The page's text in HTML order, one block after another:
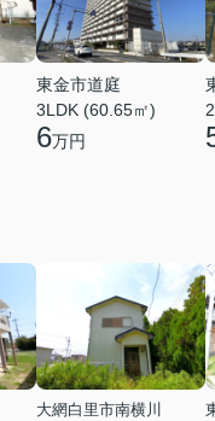
東金市道庭
3LDK (60.65㎡)
6万円
大網白里市南横川